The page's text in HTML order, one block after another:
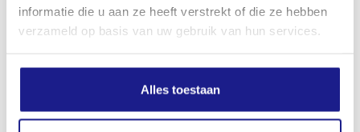
informatie die u aan ze heeft verstrekt of die ze hebben
verzameld op basis van uw gebruik van hun services.
Alles toestaan
MECHANISATIE FRANEKER
8801 RD Franeker
0517-396800